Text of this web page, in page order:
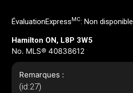
ÉvaluationExpress MC: Non disponible
Hamilton ON, L8P 3W5
No. MLS® 40838612
Remarques :
(id:27)